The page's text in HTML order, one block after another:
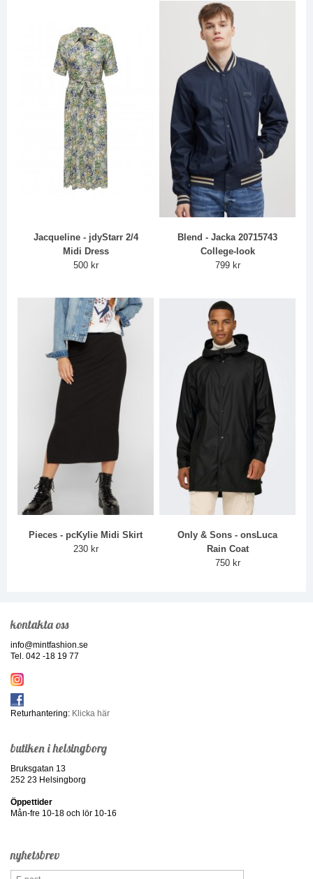
Jacqueline - jdyStarr 2/4
Midi Dress
500 kr
Blend - Jacka 20715743
College-look
799 kr
Pieces - pcKylie Midi Skirt
230 kr
Only & Sons - onsLuca
Rain Coat
750 kr
kontakta oss
info@mintfashion.se
Tel. 042 -18 19 77
Returhantering: Klicka här
butiken i helsingborg
Bruksgatan 13
252 23 Helsingborg
Öppettider
Mån-fre 10-18 och lör 10-16
nyhetsbrev